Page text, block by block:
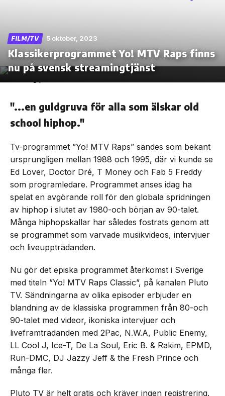
Skip
the
FILM/TV 5 oktober, 2023
Klassikerprogrammet Yo! MTV Raps finns
nu på svensk streamingtjänst
"...en guldgruva för alla som älskar old
school hiphop."
Tv-programmet ”Yo! MTV Raps” sändes som bekant
ursprungligen mellan 1988 och 1995, där vi kunde se
Ed Lover, Doctor Dré, T Money och Fab 5 Freddy
som programledare. Programmet anses idag ha
spelat en avgörande roll för den globala spridningen
av hiphop i slutet av 1980-och början av 90-talet.
Många hiphopskallar har således fostrats genom att
se programmet som varvade musikvideos, intervjuer
och liveuppträdanden.
Nu gör det episka programmet återkomst i Sverige
med titeln ”Yo! MTV Raps Classic”, på kanalen Pluto
TV. Sändningarna av olika episoder erbjuder en
blandning av de klassiska programmen från 80-och
90-talet med videor, ikoniska intervjuer och
liveframträdanden med 2Pac, N.W.A, Public Enemy,
LL Cool J, Ice-T, De La Soul, Eric B. & Rakim, EPMD,
Run-DMC, DJ Jazzy Jeff & the Fresh Prince och
många fler.
Pluto TV är helt gratis och kräver ingen registrering.